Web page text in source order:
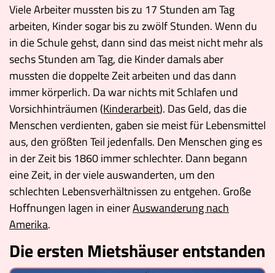
Viele Arbeiter mussten bis zu 17 Stunden am Tag
arbeiten, Kinder sogar bis zu zwölf Stunden. Wenn du
in die Schule gehst, dann sind das meist nicht mehr als
sechs Stunden am Tag, die Kinder damals aber
mussten die doppelte Zeit arbeiten und das dann
immer körperlich. Da war nichts mit Schlafen und
Vorsichhinträumen (Kinderarbeit). Das Geld, das die
Menschen verdienten, gaben sie meist für Lebensmittel
aus, den größten Teil jedenfalls. Den Menschen ging es
in der Zeit bis 1860 immer schlechter. Dann begann
eine Zeit, in der viele auswanderten, um den
schlechten Lebensverhältnissen zu entgehen. Große
Hoffnungen lagen in einerAuswanderung nach
Amerika.
Die ersten Mietshäuser entstanden